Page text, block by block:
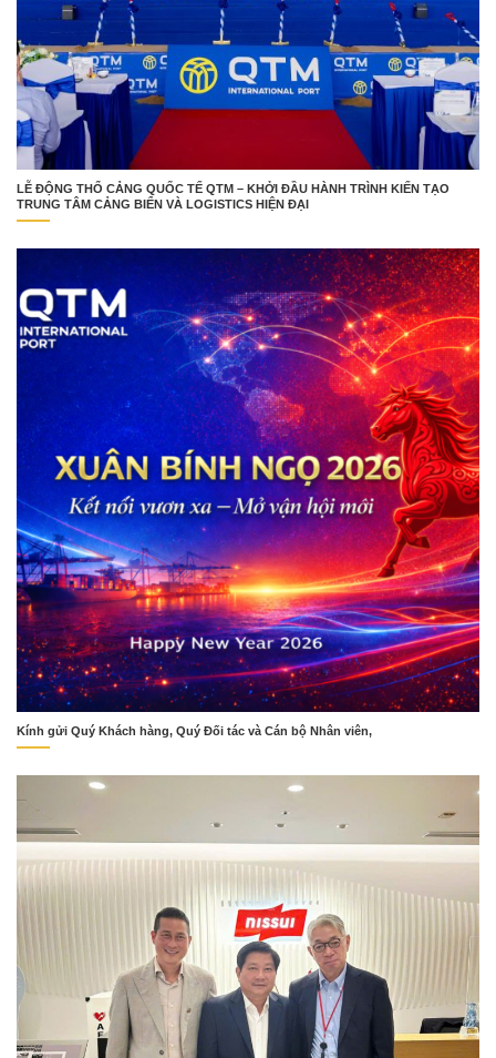
LỄ ĐỘNG THỔ CẢNG QUỐC TẾ QTM – KHỞI ĐẦU HÀNH TRÌNH KIẾN TẠO
TRUNG TÂM CẢNG BIỂN VÀ LOGISTICS HIỆN ĐẠI
Kính gửi Quý Khách hàng, Quý Đối tác và Cán bộ Nhân viên,